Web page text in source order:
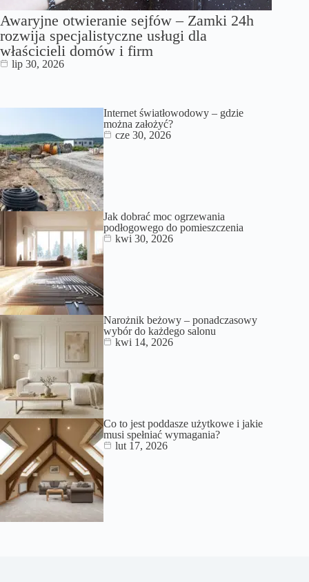
Awaryjne otwieranie sejfów – Zamki 24h
rozwija specjalistyczne usługi dla
właścicieli domów i firm
lip 30, 2026
Internet światłowodowy – gdzie
można założyć?
cze 30, 2026
Jak dobrać moc ogrzewania
podłogowego do pomieszczenia
kwi 30, 2026
Narożnik beżowy – ponadczasowy
wybór do każdego salonu
kwi 14, 2026
Co to jest poddasze użytkowe i jakie
musi spełniać wymagania?
lut 17, 2026